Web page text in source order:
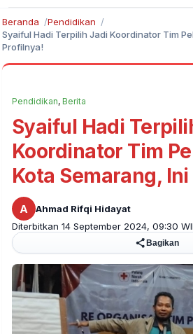
Beranda
Pendidikan
Syaiful Hadi Terpilih Jadi Koordinator Tim
Profilnya!
Pendidikan, Berita
Syaiful Hadi
Koordinator Tim
Kota Semarang,
A
Ahmad Rifqi Hidayat
Diterbitkan 14 September 2024, 09:30
Bagikan